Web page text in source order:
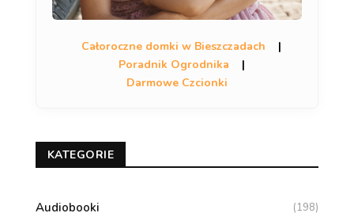
Całoroczne domki w Bieszczadach
|
Poradnik Ogrodnika
|
Darmowe Czcionki
KATEGORIE
Audiobooki (198)